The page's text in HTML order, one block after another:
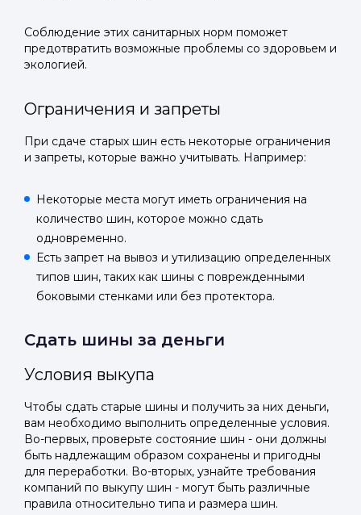
Соблюдение этих санитарных норм поможет
предотвратить возможные проблемы со здоровьем и
экологией.
Ограничения и запреты
При сдаче старых шин есть некоторые ограничения
и запреты, которые важно учитывать. Например:
Некоторые места могут иметь ограничения на
количество шин, которое можно сдать
одновременно.
Есть запрет на вывоз и утилизацию определенных
типов шин, таких как шины с поврежденными
боковыми стенками или без протектора.
Сдать шины за деньги
Условия выкупа
Чтобы сдать старые шины и получить за них деньги,
вам необходимо выполнить определенные условия.
Во-первых, проверьте состояние шин - они должны
быть надлежащим образом сохранены и пригодны
для переработки. Во-вторых, узнайте требования
компаний по выкупу шин - могут быть различные
правила относительно типа и размера шин.